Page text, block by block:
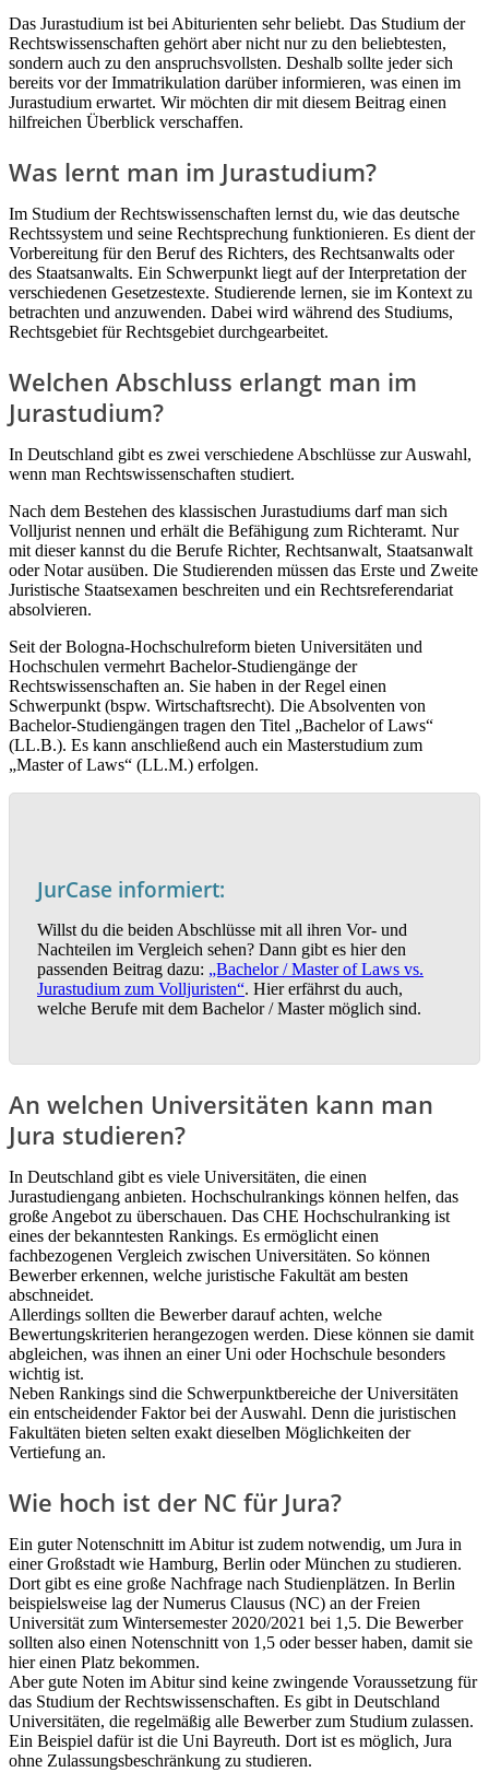
Das Jurastudium ist bei Abiturienten sehr beliebt. Das Studium der
Rechtswissenschaften gehört aber nicht nur zu den beliebtesten,
sondern auch zu den anspruchsvollsten. Deshalb sollte jeder sich
bereits vor der Immatrikulation darüber informieren, was einen im
Jurastudium erwartet. Wir möchten dir mit diesem Beitrag einen
hilfreichen Überblick verschaffen.
Was lernt man im Jurastudium?
Im Studium der Rechtswissenschaften lernst du, wie das deutsche
Rechtssystem und seine Rechtsprechung funktionieren. Es dient der
Vorbereitung für den Beruf des Richters, des Rechtsanwalts oder
des Staatsanwalts. Ein Schwerpunkt liegt auf der Interpretation der
verschiedenen Gesetzestexte. Studierende lernen, sie im Kontext zu
betrachten und anzuwenden. Dabei wird während des Studiums,
Rechtsgebiet für Rechtsgebiet durchgearbeitet.
Welchen Abschluss erlangt man im
Jurastudium?
In Deutschland gibt es zwei verschiedene Abschlüsse zur Auswahl,
wenn man Rechtswissenschaften studiert.
Nach dem Bestehen des klassischen Jurastudiums darf man sich
Volljurist nennen und erhält die Befähigung zum Richteramt. Nur
mit dieser kannst du die Berufe Richter, Rechtsanwalt, Staatsanwalt
oder Notar ausüben. Die Studierenden müssen das Erste und Zweite
Juristische Staatsexamen beschreiten und ein Rechtsreferendariat
absolvieren.
Seit der Bologna-Hochschulreform bieten Universitäten und
Hochschulen vermehrt Bachelor-Studiengänge der
Rechtswissenschaften an. Sie haben in der Regel einen
Schwerpunkt (bspw. Wirtschaftsrecht). Die Absolventen von
Bachelor-Studiengängen tragen den Titel „Bachelor of Laws“
(LL.B.). Es kann anschließend auch ein Masterstudium zum
„Master of Laws“ (LL.M.) erfolgen.
JurCase informiert:
Willst du die beiden Abschlüsse mit all ihren Vor- und
Nachteilen im Vergleich sehen? Dann gibt es hier den
passenden Beitrag dazu: „Bachelor / Master of Laws vs.
Jurastudium zum Volljuristen“. Hier erfährst du auch,
welche Berufe mit dem Bachelor / Master möglich sind.
An welchen Universitäten kann man
Jura studieren?
In Deutschland gibt es viele Universitäten, die einen
Jurastudiengang anbieten. Hochschulrankings können helfen, das
große Angebot zu überschauen. Das CHE Hochschulranking ist
eines der bekanntesten Rankings. Es ermöglicht einen
fachbezogenen Vergleich zwischen Universitäten. So können
Bewerber erkennen, welche juristische Fakultät am besten
abschneidet.
Allerdings sollten die Bewerber darauf achten, welche
Bewertungskriterien herangezogen werden. Diese können sie damit
abgleichen, was ihnen an einer Uni oder Hochschule besonders
wichtig ist.
Neben Rankings sind die Schwerpunktbereiche der Universitäten
ein entscheidender Faktor bei der Auswahl. Denn die juristischen
Fakultäten bieten selten exakt dieselben Möglichkeiten der
Vertiefung an.
Wie hoch ist der NC für Jura?
Ein guter Notenschnitt im Abitur ist zudem notwendig, um Jura in
einer Großstadt wie Hamburg, Berlin oder München zu studieren.
Dort gibt es eine große Nachfrage nach Studien­plätzen. In Berlin
beispielsweise lag der Numerus Clausus (NC) an der Freien
Universität zum Winter­se­mester 2020/2021 bei 1,5. Die Bewerber
sollten also einen Notenschnitt von 1,5 oder besser haben, damit sie
hier einen Platz bekommen.
Aber gute Noten im Abitur sind keine zwingende Voraus­setzung für
das Studium der Rechts­wis­sen­schaften. Es gibt in Deutschland
Univer­sitäten, die regelmäßig alle Bewerber zum Studium zulassen.
Ein Beispiel dafür ist die Uni Bayreuth. Dort ist es möglich, Jura
ohne Zulassungs­be­schränkung zu studieren.